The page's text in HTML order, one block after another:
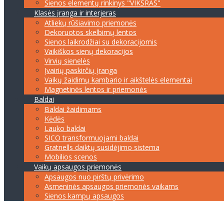
Sienos elementų rinkinys "VIKŠRAS"
Klasės įranga ir interjeras
Atliekų rūšiavimo priemonės
Dekoruotos skelbimų lentos
Sienos laikrodžiai su dekoracijomis
Vaikiškos sienų dekoracijos
Virvių sienelės
Įvairių paskirčių įranga
Vaikų žaidimų kambario ir aikštelės elementai
Magnetinės lentos ir priemonės
Baldai
Baldai žaidimams
Kėdės
Lauko baldai
SICO transformuojami baldai
Gratnells daiktų susidėjimo sistema
Mobilios scenos
Vaikų apsaugos priemonės
Apsaugos nuo pirštų privėrimo
Asmeninės apsaugos priemonės vaikams
Sienos kampų apsaugos